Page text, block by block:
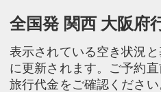
全国発 関西 大阪府
表示されている空き状況
に更新されます。ご予約
旅行代金をご確認ください